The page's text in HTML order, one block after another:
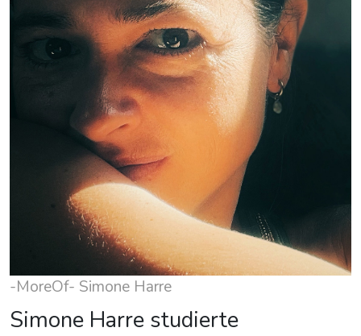
-MoreOf- Simone Harre
Simone Harre studierte